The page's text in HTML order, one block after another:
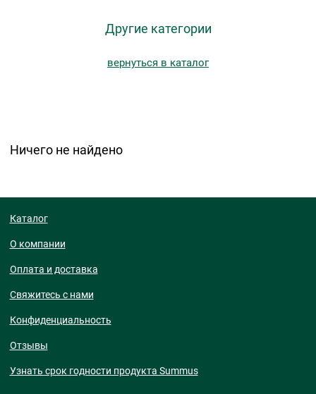
Другие категории
вернуться в каталог
Ничего не найдено
Каталог
О компании
Оплата и доставка
Свяжитесь с нами
Конфиденциальность
Отзывы
Узнать срок годности продукта Summus